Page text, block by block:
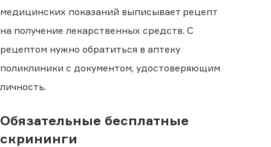
медицинских показаний выписывает рецепт
на получение лекарственных средств. С
рецептом нужно обратиться в аптеку
поликлиники с документом, удостоверяющим
личность.
Обязательные бесплатные
скрининги